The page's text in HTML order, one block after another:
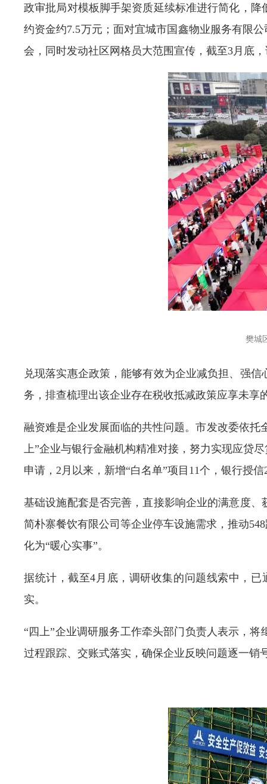
政审批局对模板脚手架资质延续标准进行简化，
约资金约7.5万元；面对宜城市国鑫物业服务有限
会，同时发动社区网格员大范围宣传，截至3月底
樊城
兑现落实惠企政策，能够有效为企业减负担、强
务，排查梳理出该企业存在税收抵减政策应享未
融资难是企业发展面临的共性问题。市发改委依托
上”企业与银行金融机构精准对接，努力实现应贷
申请，2月以来，新增“白名单”项目11个，银行授
基础设施配套是否完善，直接影响企业的满意度
简朴寨餐饮有限公司等企业停车设施需求，推动
化为“暖心实事”。
据统计，截至4月底，调研收集的问题线索中，
实。
“四上”企业调研服务工作牵头部门负责人表示，
过程跟踪、交账式落实，确保企业反映问题逐一销